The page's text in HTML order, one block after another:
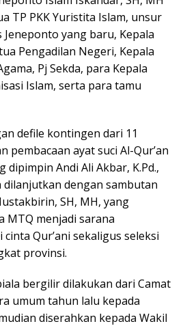
TP PKK Yuristita Islam, unsur
yang baru, Kepala
Pengadilan Negeri, Kepala
Pj Sekda, para Kepala
Islam, serta para tamu
defile kontingen dari 11
pembacaan ayat suci Al-Qur’an
dipimpin Andi Ali Akbar, K.Pd.,
dilanjutkan dengan sambutan
SH, MH, yang
MTQ menjadi sarana
Qur’ani sekaligus seleksi
provinsi.
bergilir dilakukan dari Camat
umum tahun lalu kepada
diserahkan kepada Wakil